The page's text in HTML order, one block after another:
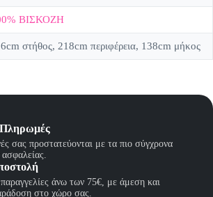
ΒΙΣΚΟΖΗ
στήθος, 218cm περιφέρεια, 138cm μήκος
σας προστατεύονται με τα πιο σύγχρονα
παραγγελίες άνω των 75€, με άμεση και
στο χώρο σας.